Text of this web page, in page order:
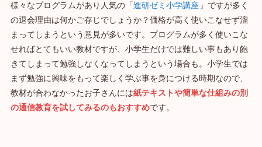
様々なプログラムがあり人気の「進研ゼミ小学講座 」ですが多く
の退会理由は何かご存じでしょうか？価格が高く使いこなせず溜
まってしまうという意見が多いです。プログラムが多く使いこな
せればとてもいい教材ですが、小学生だけでは難しい事もあり飽
きてしまって勉強しなくなってしまうという場合も。小学生では
まず勉強に興味をもって楽しく学ぶ事を身につける時期なので、
教材が合わなかったお子さんには紙テキストや簡単な仕組みの別
の通信教育を試してみるのもおすすめです。